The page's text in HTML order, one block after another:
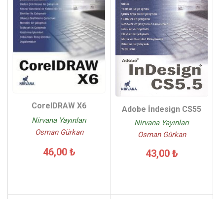
CorelDRAW X6
Nirvana Yayınları
Osman Gürkan
46,00 ₺
Adobe İndesign CS55
Nirvana Yayınları
Osman Gürkan
43,00 ₺